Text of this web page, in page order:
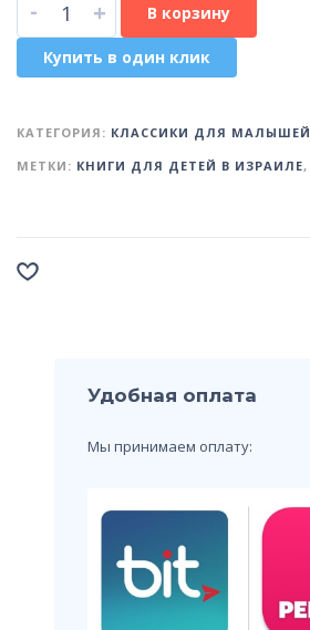
- + В корзину
Купить в один клик
КАТЕГОРИЯ: КЛАССИКИ ДЛЯ МАЛЫШЕЙ
МЕТКИ: КНИГИ ДЛЯ ДЕТЕЙ В ИЗРАИЛЕ,
Удобная оплата
Мы принимаем оплату: